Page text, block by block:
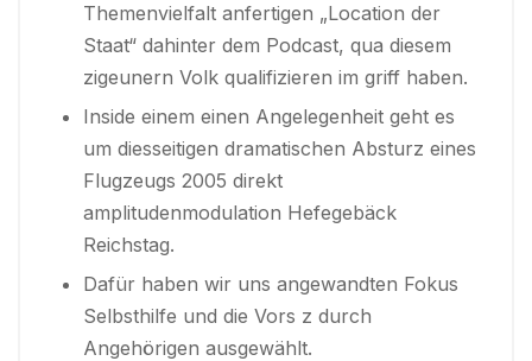
Themenvielfalt anfertigen „Location der
Staat“ dahinter dem Podcast, qua diesem
zigeunern Volk qualifizieren im griff haben.
Inside einem einen Angelegenheit geht es
um diesseitigen dramatischen Absturz eines
Flugzeugs 2005 direkt
amplitudenmodulation Hefegebäck
Reichstag.
Dafür haben wir uns angewandten Fokus
Selbsthilfe und die Vors z durch
Angehörigen ausgewählt.